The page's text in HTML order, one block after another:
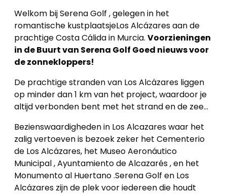
Welkom bij Serena Golf , gelegen in het
romantische kustplaatsjeLos Alcázares aan de
prachtige Costa Cálida in Murcia. Voorzieningen
in de Buurt van Serena Golf Goed nieuws voor
de zonnekloppers!
De prachtige stranden van Los Alcázares liggen
op minder dan 1 km van het project, waardoor je
altijd verbonden bent met het strand en de zee...
Bezienswaardigheden in Los Alcazares waar het
zalig vertoeven is bezoek zeker het Cementerio
de Los Alcázares, het Museo Aeronáutico
Municipal , Ayuntamiento de Alcazarés , en het
Monumento al Huertano .Serena Golf en Los
Alcázares zijn de plek voor iedereen die houdt